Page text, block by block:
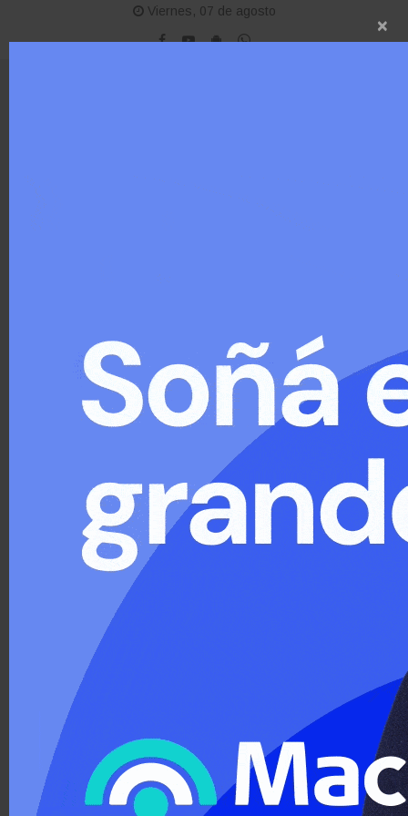
Viernes, 07 de agosto
×